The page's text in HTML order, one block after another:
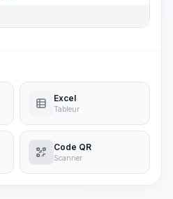
Excel
Tableur
Code QR
Scanner